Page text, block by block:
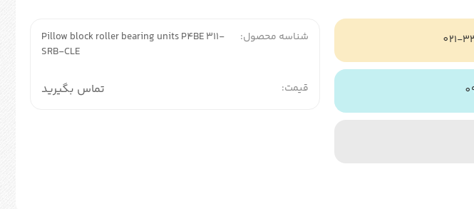
شناسه محصول:
Pillow block roller bearing units P4BE 311-
SRB-CLE
قیمت: تماس بگیرید